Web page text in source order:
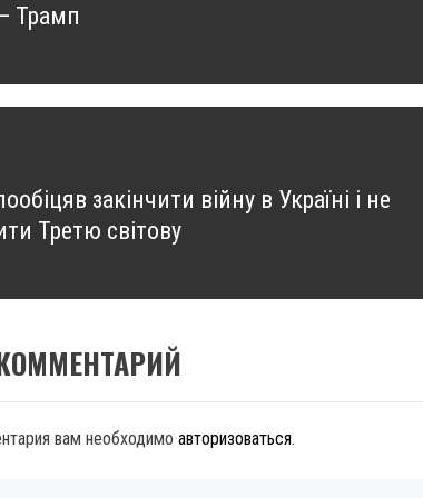
Трамп
закінчити війну в Україні і не
Третю світову
вам необходимо авторизоваться.